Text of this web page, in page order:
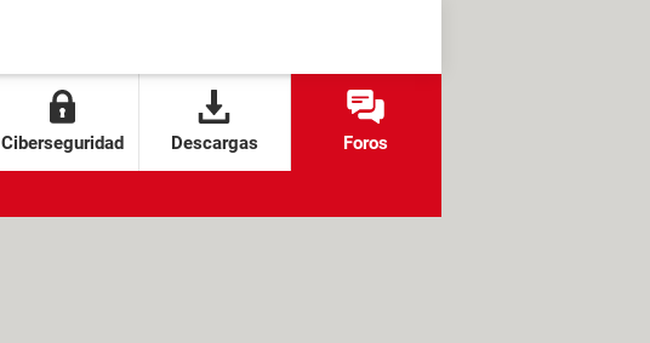
Ciberseguridad Descargas Foros